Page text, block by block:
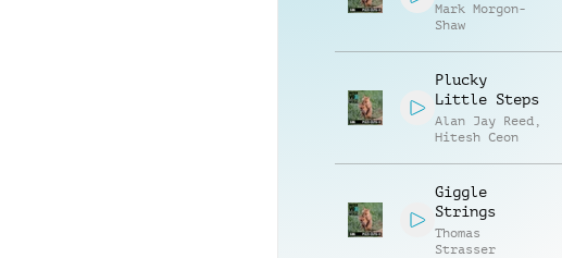
Mark Morgon-
Shaw
Plucky
Little Steps
Alan Jay Reed ,
Hitesh Ceon
Giggle
Strings
Thomas
Strasser